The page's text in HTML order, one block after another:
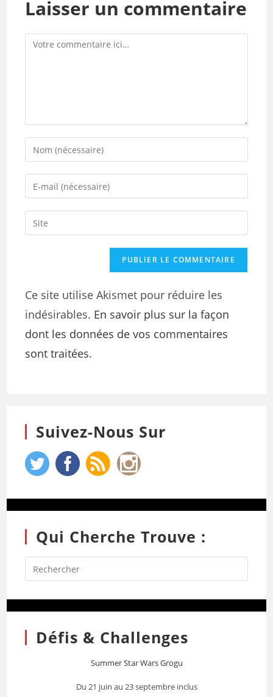
Laisser un commentaire
Ce site utilise Akismet pour réduire les
indésirables. En savoir plus sur la façon
dont les données de vos commentaires
sont traitées.
Suivez-Nous Sur
Qui Cherche Trouve :
Défis & Challenges
Summer Star Wars Grogu
Du 21 juin au 23 septembre inclus